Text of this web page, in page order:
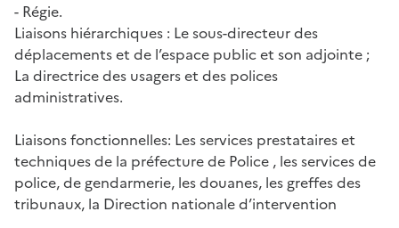
- Régie.
Liaisons hiérarchiques : Le sous-directeur des
déplacements et de l’espace public et son adjointe ;
La directrice des usagers et des polices
administratives.
Liaisons fonctionnelles: Les services prestataires et
techniques de la préfecture de Police , les services de
police, de gendarmerie, les douanes, les greffes des
tribunaux, la Direction nationale d’intervention